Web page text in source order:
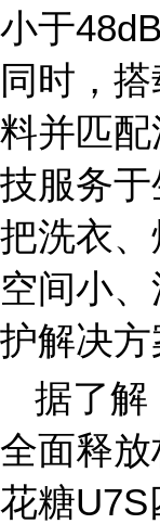
小于
同时，
料并匹
技服务于
把洗衣
空间小
护解决方
据了解
全面释
花糖U7S